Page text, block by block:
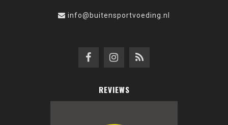
info@buitensportvoeding.nl
REVIEWS